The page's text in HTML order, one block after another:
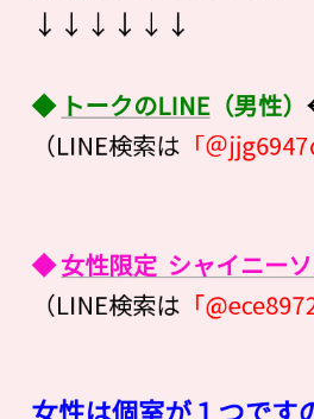
↓↓↓↓↓↓
◆ トークのLINE（男性）
（LINE検索は 「＠
◆女性限定 シャイニー
（LINE検索は 「
女性は個室が１つです